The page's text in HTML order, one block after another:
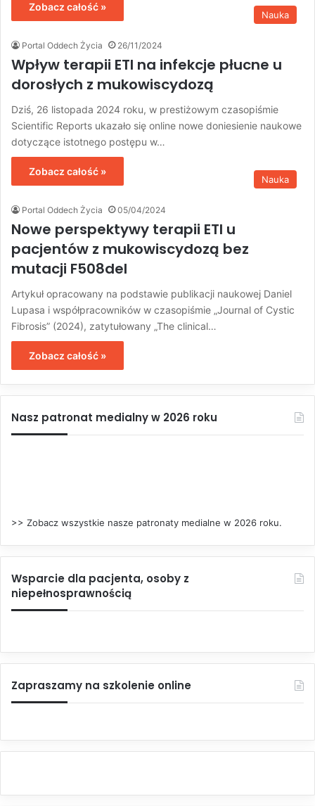
Zobacz całość »
Nauka
Portal Oddech Życia 26/11/2024
Wpływ terapii ETI na infekcje płucne u
dorosłych z mukowiscydozą
Dziś, 26 listopada 2024 roku, w prestiżowym czasopiśmie
Scientific Reports ukazało się online nowe doniesienie naukowe
dotyczące istotnego postępu w…
Zobacz całość »
Nauka
Portal Oddech Życia 05/04/2024
Nowe perspektywy terapii ETI u
pacjentów z mukowiscydozą bez
mutacji F508del
Artykuł opracowany na podstawie publikacji naukowej Daniel
Lupasa i współpracowników w czasopiśmie „Journal of Cystic
Fibrosis” (2024), zatytułowany „The clinical…
Zobacz całość »
Nasz patronat medialny w 2026 roku
>> Zobacz wszystkie nasze patronaty medialne w 2026 roku.
Wsparcie dla pacjenta, osoby z
niepełnosprawnością
Zapraszamy na szkolenie online